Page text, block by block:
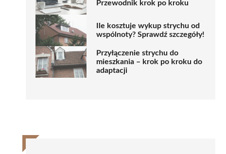
Przewodnik krok po kroku
Ile kosztuje wykup strychu od
wspólnoty? Sprawdź szczegóły!
Przyłączenie strychu do
mieszkania – krok po kroku do
adaptacji